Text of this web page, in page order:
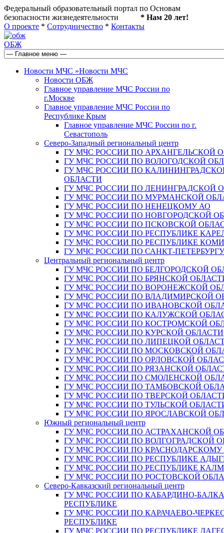
Федеральный образовательный портал по Основам
безопасности жизнедеятельности * Нам 20 лет!
О проекте * Сотрудничество * Контакты
ОБЖ
Новости МЧС »Новости МЧС
Новости ОБЖ
Главное управление МЧС России по
г.Москве
Главное управление МЧС России по
Республике Крым
Главное управление МЧС России по г.
Севастополь
Северо-Западный региональный центр
ГУ МЧС РОССИИ ПО АРХАНГЕЛЬСКОЙ
ГУ МЧС РОССИИ ПО ВОЛОГОДСКОЙ
ГУ МЧС РОССИИ ПО
ОБЛАСТИ
ГУ МЧС РОССИИ ПО ЛЕНИНГРАДСКОЙ
ГУ МЧС РОССИИ ПО МУРМАНСКОЙ
ГУ МЧС РОССИИ ПО НЕНЕЦКОМУ АО
ГУ МЧС РОССИИ ПО НОВГОРОДСКОЙ
ГУ МЧС РОССИИ ПО ПСКОВСКОЙ
ГУ МЧС РОССИИ ПО РЕСПУБЛИКЕ
ГУ МЧС РОССИИ ПО РЕСПУБЛИКЕ КОМИ
ГУ МЧС РОССИИ ПО САНКТ-ПЕТЕРБУРГУ
Центральный региональный центр
ГУ МЧС РОССИИ ПО БЕЛГОРОДСКОЙ
ГУ МЧС РОССИИ ПО БРЯНСКОЙ
ГУ МЧС РОССИИ ПО ВОРОНЕЖСКОЙ
ГУ МЧС РОССИИ ПО ВЛАДИМИРСКОЙ
ГУ МЧС РОССИИ ПО ИВАНОВСКОЙ
ГУ МЧС РОССИИ ПО КАЛУЖСКОЙ
ГУ МЧС РОССИИ ПО КОСТРОМСКОЙ
ГУ МЧС РОССИИ ПО КУРСКОЙ ОБЛАСТИ
ГУ МЧС РОССИИ ПО ЛИПЕЦКОЙ
ГУ МЧС РОССИИ ПО МОСКОВСКОЙ
ГУ МЧС РОССИИ ПО ОРЛОВСКОЙ
ГУ МЧС РОССИИ ПО РЯЗАНСКОЙ
ГУ МЧС РОССИИ ПО СМОЛЕНСКОЙ
ГУ МЧС РОССИИ ПО ТАМБОВСКОЙ
ГУ МЧС РОССИИ ПО ТВЕРСКОЙ
ГУ МЧС РОССИИ ПО ТУЛЬСКОЙ
ГУ МЧС РОССИИ ПО ЯРОСЛАВСКОЙ
Южный региональный центр
ГУ МЧС РОССИИ ПО АСТРАХАНСКОЙ
ГУ МЧС РОССИИ ПО ВОЛГОГРАДСКОЙ
ГУ МЧС РОССИИ ПО
ГУ МЧС РОССИИ ПО РЕСПУБЛИКЕ
ГУ МЧС РОССИИ ПО РЕСПУБЛИКЕ
ГУ МЧС РОССИИ ПО РОСТОВСКОЙ
Северо-Кавказский региональный центр
ГУ МЧС РОССИИ ПО КАБАРДИНО-
РЕСПУБЛИКЕ
ГУ МЧС РОССИИ ПО КАРАЧАЕВО-
РЕСПУБЛИКЕ
ГУ МЧС РОССИИ ПО РЕСПУБЛИКЕ